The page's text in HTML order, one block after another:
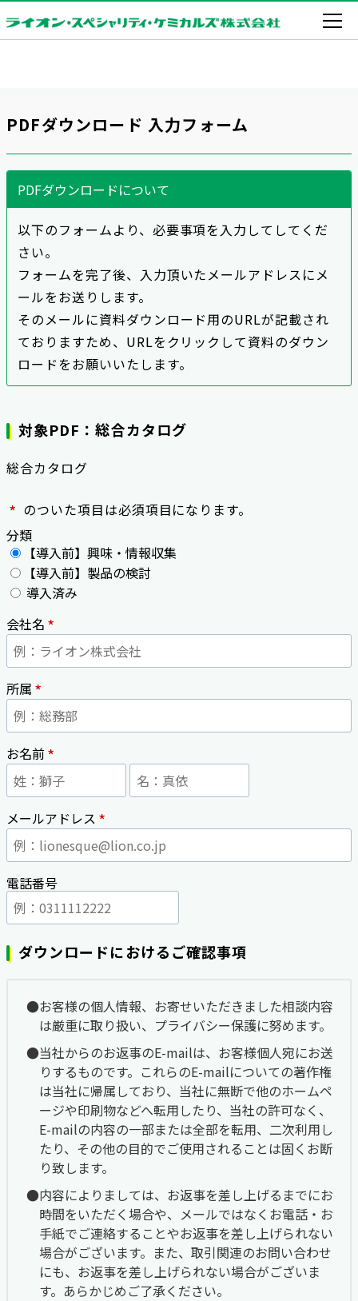
PDFダウンロード 入力フォーム
PDFダウンロードについて
以下のフォームより、必要事項を入力してしてくだ
さい。
フォームを完了後、入力頂いたメールアドレスにメ
ールをお送りします。
そのメールに資料ダウンロード用のURLが記載され
ておりますため、URLをクリックして資料のダウン
ロードをお願いいたします。
対象PDF：総合カタログ
総合カタログ
* のついた項目は必須項目になります。
分類
【導入前】興味・情報収集
【導入前】製品の検討
導入済み
会社名 *
所属 *
お名前*
メールアドレス *
電話番号
ダウンロードにおけるご確認事項
お客様の個人情報、お寄せいただきました相談内容
は厳重に取り扱い、プライバシー保護に努めます。
当社からのお返事のE-mailは、お客様個人宛にお送
りするものです。これらのE-mailについての著作権
は当社に帰属しており、当社に無断で他のホームペ
ージや印刷物などへ転用したり、当社の許可なく、
E-mailの内容の一部または全部を転用、二次利用し
たり、その他の目的でご使用されることは固くお断
り致します。
内容によりましては、お返事を差し上げるまでにお
時間をいただく場合や、メールではなくお電話・お
手紙でご連絡することやお返事を差し上げられない
場合がございます。また、取引関連のお問い合わせ
にも、お返事を差し上げられない場合がございま
す。あらかじめご了承ください。